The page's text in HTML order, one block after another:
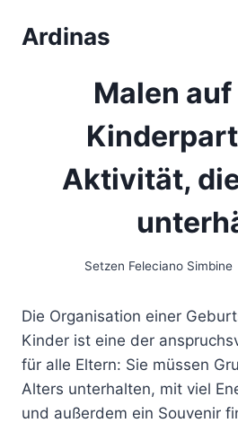
InhaltArdinas
Malen
Aktivität,
Setzen Feleciano Simbine
Die Organisation einer
Kinder ist eine der
für alle Eltern: Sie müssen
Alters unterhalten, mit viel
und außerdem ein Souvenir